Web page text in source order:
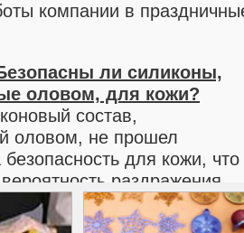
компании в
8 марта!
с наступающим
женским днем 8 марта!
можно ознакомиться с
компании в
ли силиконы,
оловом, для кожи?
состав,
оловом, не прошел
для кожи, что
раздражения